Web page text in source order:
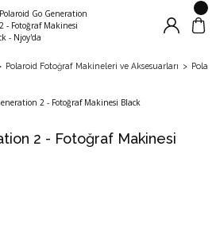
Polaroid Fotoğraf Makineleri ve Aksesuarları
2 - Fotoğraf Makinesi